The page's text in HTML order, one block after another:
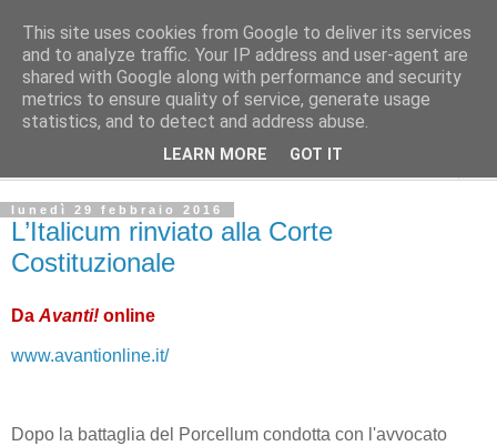
Avvenire dei lavoratori
POLITICA
lunedì 29 febbraio 2016
L’Italicum rinviato alla Corte
Costituzionale
Da Avanti! online
www.avantionline.it/
Dopo la battaglia del Porcellum condotta con l'avvocato
This site uses cookies from Google to deliver its services
and to analyze traffic. Your IP address and user-agent are
shared with Google along with performance and security
metrics to ensure quality of service, generate usage
statistics, and to detect and address abuse.
LEARN MORE GOT IT